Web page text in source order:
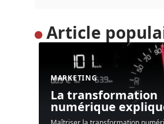
Article
MARKETING
La transformation
numérique